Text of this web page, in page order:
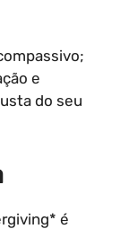
e
do seu
é